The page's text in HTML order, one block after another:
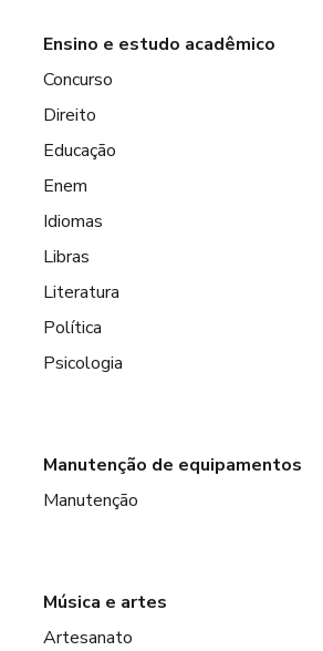
Ensino e estudo acadêmico
Concurso
Direito
Educação
Enem
Idiomas
Libras
Literatura
Política
Psicologia
Manutenção de equipamentos
Manutenção
Música e artes
Artesanato